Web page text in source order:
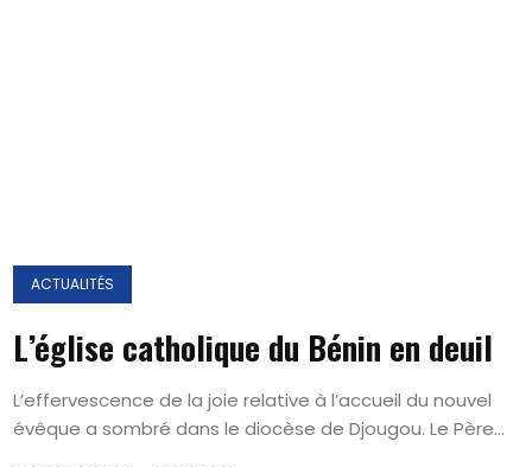
ACTUALITÉS
L’église catholique du Bénin en deuil
L’effervescence de la joie relative à l’accueil du nouvel
évêque a sombré dans le diocèse de Djougou. Le Père...